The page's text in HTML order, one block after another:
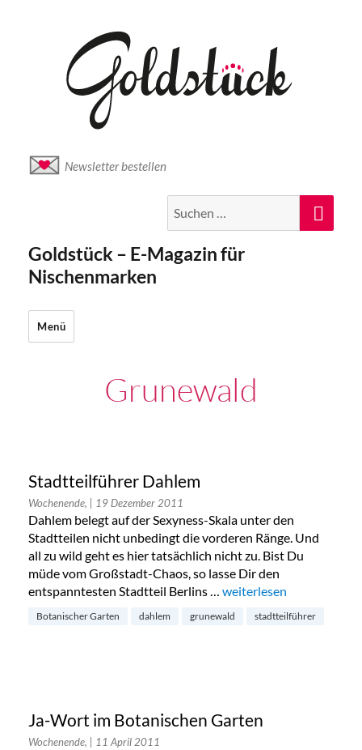
Newsletter bestellen
nach:
Goldstück – E-Magazin für
Nischenmarken
Menü
Grunewald
Stadtteilführer Dahlem
Wochenende, | 19 Dezember 2011
Dahlem belegt auf der Sexyness-Skala unter den
Stadtteilen nicht unbedingt die vorderen Ränge. Und
all zu wild geht es hier tatsächlich nicht zu. Bist Du
müde vom Großstadt-Chaos, so lasse Dir den
entspanntesten Stadtteil Berlins … „Stadtteilführer Dahlem“
weiterlesen
Botanischer Garten dahlem grunewald stadtteilführer
Ja-Wort im Botanischen Garten
Wochenende, | 11 April 2011